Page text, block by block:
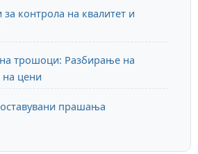
контрола на квалитет и
на трошоци: Разбирање на
цени
прашања